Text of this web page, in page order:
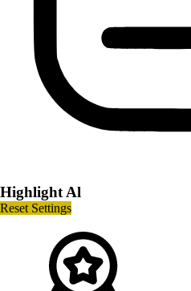
Highlight Al
Reset Settings